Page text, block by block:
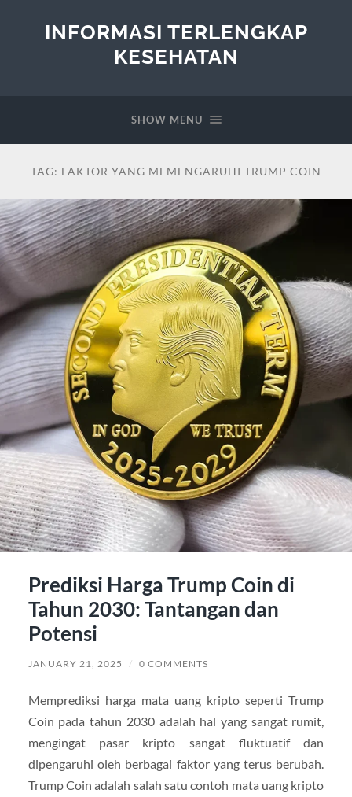
INFORMASI TERLENGKAP
KESEHATAN
SHOW MENU
TAG: FAKTOR YANG MEMENGARUHI TRUMP COIN
Prediksi Harga Trump Coin di
Tahun 2030: Tantangan dan
Potensi
JANUARY 21, 2025 / 0 COMMENTS
Memprediksi harga mata uang kripto seperti Trump
Coin pada tahun 2030 adalah hal yang sangat rumit,
mengingat pasar kripto sangat fluktuatif dan
dipengaruhi oleh berbagai faktor yang terus berubah.
Trump Coin adalah salah satu contoh mata uang kripto